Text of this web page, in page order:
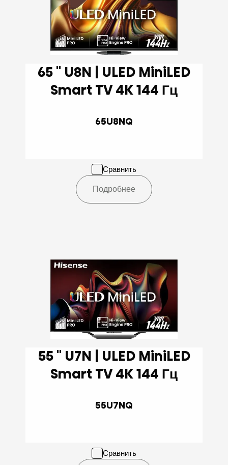
65 '' U8N | ULED MiniLED
Smart TV 4K 144 Гц
65U8NQ
Сравнить
Подробнее
55 '' U7N | ULED MiniLED
Smart TV 4K 144 Гц
55U7NQ
Сравнить